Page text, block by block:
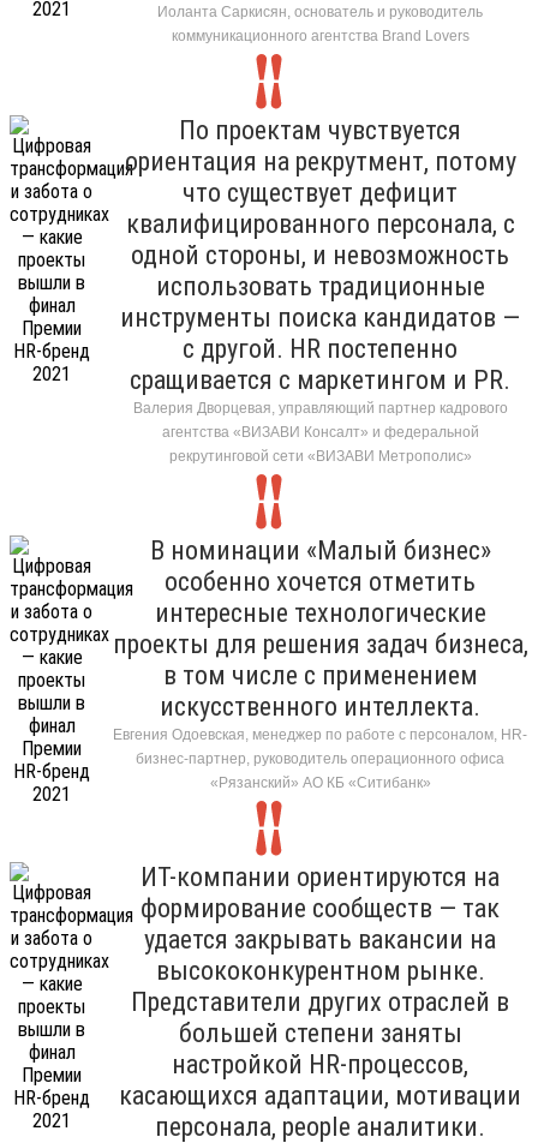
Иоланта Саркисян, основатель и руководитель
коммуникационного агентства Brand Lovers
По проектам чувствуется
ориентация на рекрутмент, потому
что существует дефицит
квалифицированного персонала, с
одной стороны, и невозможность
использовать традиционные
инструменты поиска кандидатов —
с другой. HR постепенно
сращивается с маркетингом и PR.
Валерия Дворцевая, управляющий партнер кадрового
агентства «ВИЗАВИ Консалт» и федеральной
рекрутинговой сети «ВИЗАВИ Метрополис»
В номинации «Малый бизнес»
особенно хочется отметить
интересные технологические
проекты для решения задач бизнеса,
в том числе с применением
искусственного интеллекта.
Евгения Одоевская, менеджер по работе с персоналом, HR-
бизнес-партнер, руководитель операционного офиса
«Рязанский» АО КБ «Ситибанк»
ИТ-компании ориентируются на
формирование сообществ — так
удается закрывать вакансии на
высококонкурентном рынке.
Представители других отраслей в
большей степени заняты
настройкой HR-процессов,
касающихся адаптации, мотивации
персонала, people аналитики.